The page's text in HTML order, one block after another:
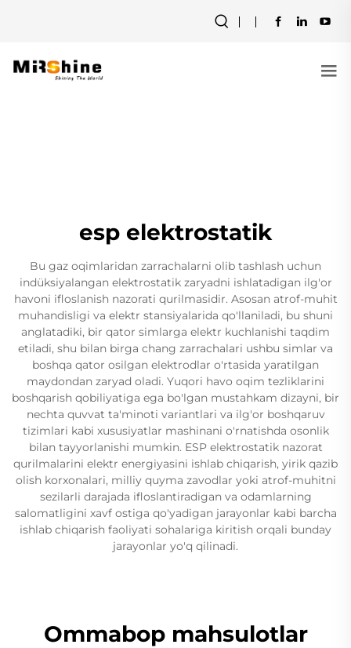
esp elektrostatik
Bu gaz oqimlaridan zarrachalarni olib tashlash uchun
indüksiyalangan elektrostatik zaryadni ishlatadigan ilg'or
havoni ifloslanish nazorati qurilmasidir. Asosan atrof-muhit
muhandisligi va elektr stansiyalarida qo'llaniladi, bu shuni
anglatadiki, bir qator simlarga elektr kuchlanishi taqdim
etiladi, shu bilan birga chang zarrachalari ushbu simlar va
boshqa qator osilgan elektrodlar o'rtasida yaratilgan
maydondan zaryad oladi. Yuqori havo oqim tezliklarini
boshqarish qobiliyatiga ega bo'lgan mustahkam dizayni, bir
nechta quvvat ta'minoti variantlari va ilg'or boshqaruv
tizimlari kabi xususiyatlar mashinani o'rnatishda osonlik
bilan tayyorlanishi mumkin. ESP elektrostatik nazorat
qurilmalarini elektr energiyasini ishlab chiqarish, yirik qazib
olish korxonalari, milliy quyma zavodlar yoki atrof-muhitni
sezilarli darajada ifloslantiradigan va odamlarning
salomatligini xavf ostiga qo'yadigan jarayonlar kabi barcha
ishlab chiqarish faoliyati sohalariga kiritish orqali bunday
jarayonlar yo'q qilinadi.
Ommabop mahsulotlar